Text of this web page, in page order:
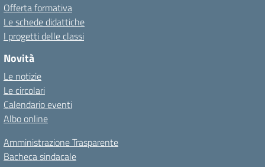
Offerta formativa
Le schede didattiche
I progetti delle classi
Novità
Le notizie
Le circolari
Calendario eventi
Albo online
Amministrazione Trasparente
Bacheca sindacale